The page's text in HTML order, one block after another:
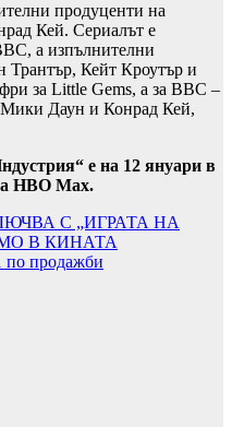
продуценти на
Кей. Сериалът е
а изпълнителни
Трантър, Кейт Кроутър и
за Little Gems, а за BBC –
Даун и Конрад Кей,
е на 12 януари в
HBO Max.
С „ИГРАТА НА
В КИНАТА
по продажби